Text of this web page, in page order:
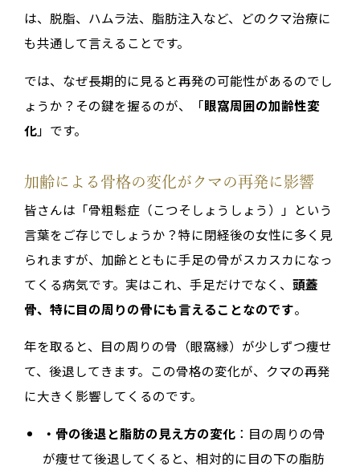
は、脱脂、ハムラ法、脂肪注入など、どのクマ治療に
も共通して言えることです。
では、なぜ長期的に見ると再発の可能性があるのでし
ょうか？その鍵を握るのが、「眼窩周囲の加齢性変
化」です。
加齢による骨格の変化がクマの再発に影響
皆さんは「骨粗鬆症（こつそしょうしょう）」という
言葉をご存じでしょうか？特に閉経後の女性に多く見
られますが、加齢とともに手足の骨がスカスカになっ
てくる病気です。実はこれ、手足だけでなく、 頭蓋
骨、特に目の周りの骨にも言えることなのです。
年を取ると、目の周りの骨（眼窩縁）が少しずつ痩せ
て、後退してきます。この骨格の変化が、クマの再発
に大きく影響してくるのです。
・骨の後退と脂肪の見え方の変化 ：目の周りの骨
が痩せて後退してくると、相対的に目の下の脂肪